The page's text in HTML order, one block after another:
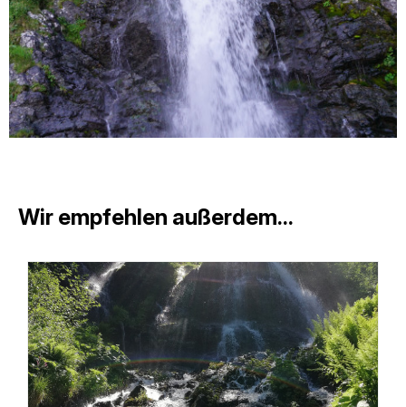
Wir empfehlen außerdem...